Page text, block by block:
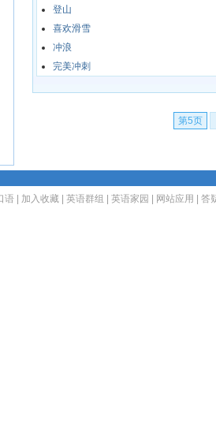
登山
喜欢滑雪
冲浪
完美冲刺
第5页
语 加入收藏 英语群组 英语家园 网站应用 答